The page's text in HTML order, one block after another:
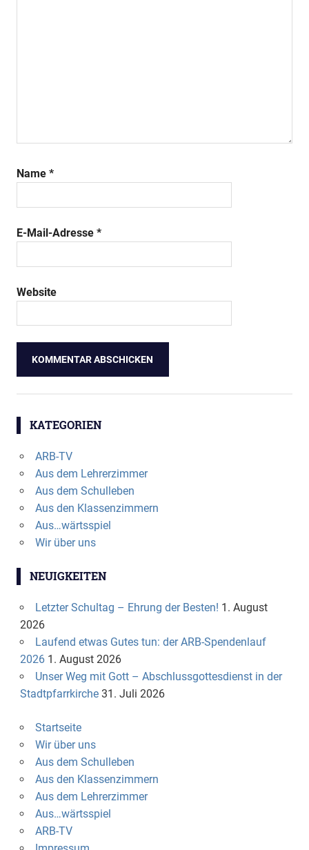
Name *
E-Mail-Adresse *
Website
KATEGORIEN
ARB-TV
Aus dem Lehrerzimmer
Aus dem Schulleben
Aus den Klassenzimmern
Aus…wärtsspiel
Wir über uns
NEUIGKEITEN
Letzter Schultag – Ehrung der Besten! 1. August
2026
Laufend etwas Gutes tun: der ARB-Spendenlauf
2026 1. August 2026
Unser Weg mit Gott – Abschlussgottesdienst in der
Stadtpfarrkirche 31. Juli 2026
Startseite
Wir über uns
Aus dem Schulleben
Aus den Klassenzimmern
Aus dem Lehrerzimmer
Aus…wärtsspiel
ARB-TV